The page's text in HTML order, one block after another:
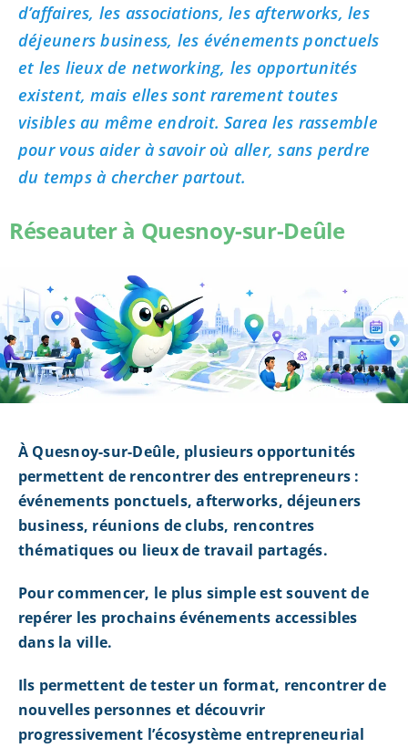
d’affaires, les associations, les afterworks, les
déjeuners business, les événements ponctuels
et les lieux de networking, les opportunités
existent, mais elles sont rarement toutes
visibles au même endroit. Sarea les rassemble
pour vous aider à savoir où aller, sans perdre
du temps à chercher partout.
Réseauter à Quesnoy-sur-Deûle
À Quesnoy-sur-Deûle, plusieurs opportunités
permettent de rencontrer des entrepreneurs :
événements ponctuels, afterworks, déjeuners
business, réunions de clubs, rencontres
thématiques ou lieux de travail partagés.
Pour commencer, le plus simple est souvent de
repérer les prochains événements accessibles
dans la ville.
Ils permettent de tester un format, rencontrer de
nouvelles personnes et découvrir
progressivement l’écosystème entrepreneurial